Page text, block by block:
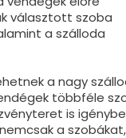
választott szoba
a szálloda
a nagy
többféle
is igénybe
a